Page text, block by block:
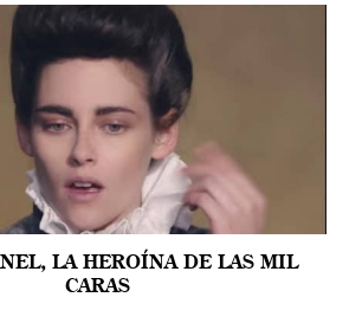
LA HEROÍNA DE LAS MIL
CARAS